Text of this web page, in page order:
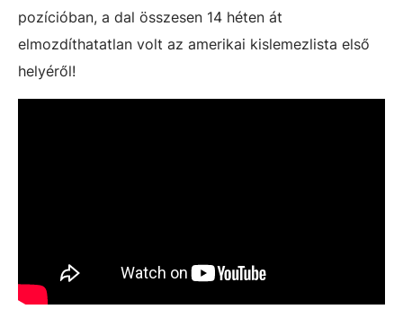
pozícióban, a dal összesen 14 héten át
elmozdíthatatlan volt az amerikai kislemezlista első
helyéről!